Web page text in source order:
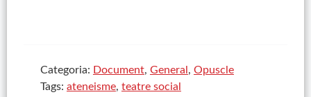
Categoria: Document, General , Opuscle
Tags: ateneisme, teatre social